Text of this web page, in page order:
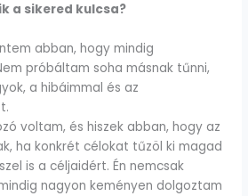
a sikered kulcsa?
abban, hogy mindig
próbáltam soha másnak tűnni,
a hibáimmal és az
voltam, és hiszek abban, hogy az
ha konkrét célokat tűzöl ki magad
is a céljaidért. Én nemcsak
nagyon keményen dolgoztam